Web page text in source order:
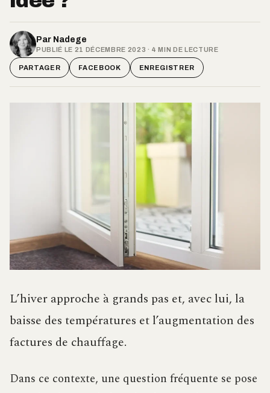
Par Nadege
PUBLIÉ LE 21 DÉCEMBRE 2023 · 4 MIN DE LECTURE
PARTAGER FACEBOOK ENREGISTRER
L’hiver approche à grands pas et, avec lui, la
baisse des températures et l’augmentation des
factures de chauffage.
Dans ce contexte, une question fréquente se pose